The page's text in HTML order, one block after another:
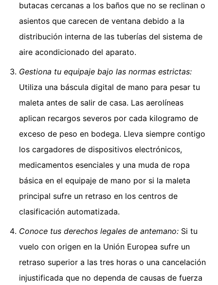
butacas cercanas a los baños que no se reclinan o
asientos que carecen de ventana debido a la
distribución interna de las tuberías del sistema de
aire acondicionado del aparato.
Gestiona tu equipaje bajo las normas estrictas:
Utiliza una báscula digital de mano para pesar tu
maleta antes de salir de casa. Las aerolíneas
aplican recargos severos por cada kilogramo de
exceso de peso en bodega. Lleva siempre contigo
los cargadores de dispositivos electrónicos,
medicamentos esenciales y una muda de ropa
básica en el equipaje de mano por si la maleta
principal sufre un retraso en los centros de
clasificación automatizada.
Conoce tus derechos legales de antemano: Si tu
vuelo con origen en la Unión Europea sufre un
retraso superior a las tres horas o una cancelación
injustificada que no dependa de causas de fuerza